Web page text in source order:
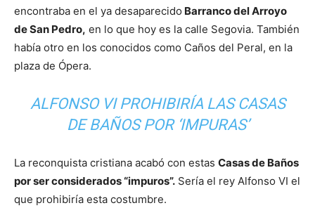
encontraba en el ya desaparecido Barranco del Arroyo
de San Pedro, en lo que hoy es la calle Segovia. También
había otro en los conocidos como Caños del Peral, en la
plaza de Ópera.
ALFONSO VI PROHIBIRÍA LAS CASAS
DE BAÑOS POR ‘IMPURAS’
La reconquista cristiana acabó con estas Casas de Baños
por ser considerados “impuros”. Sería el rey Alfonso VI el
que prohibiría esta costumbre.